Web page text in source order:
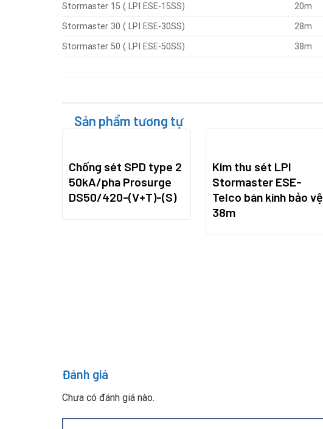
Stormaster 15 ( LPI ESE-15SS)
20m
Stormaster 30 ( LPI ESE-30SS)
28m
Stormaster 50 ( LPI ESE-50SS)
38m
Sản phẩm tương tự
Chống sét SPD type 2
50kA/pha Prosurge
DS50/420-(V+T)-(S)
Kim thu sét LPI
Stormaster ESE-
Telco bán kính bảo vệ
38m
Đánh giá
Chưa có đánh giá nào.